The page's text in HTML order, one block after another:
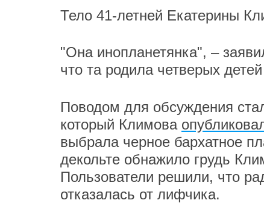
Тело 41-летней Екатерины
"Она инопланетянка", –
что та родила четверых
Поводом для обсуждения
который Климова
выбрала черное бархатное
декольте обнажило грудь
Пользователи решили, что
отказалась от лифчика.